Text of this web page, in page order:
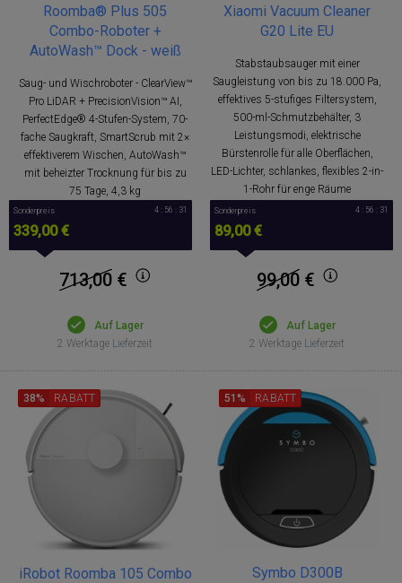
Roomba® Plus 505
Combo-Roboter +
AutoWash™ Dock - weiß
Saug- und Wischroboter - ClearView™
Pro LiDAR + PrecisionVision™ AI,
PerfectEdge® 4-Stufen-System, 70-
fache Saugkraft, SmartScrub mit 2×
effektiverem Wischen, AutoWash™
mit beheizter Trocknung für bis zu
75 Tage, 4,3 kg
Sonderpreis
339,00 €
4 : 56 : 30
713,00 €
Auf Lager
2 Werktage Lieferzeit
Xiaomi Vacuum Cleaner
G20 Lite EU
Stabstaubsauger mit einer
Saugleistung von bis zu 18.000 Pa,
effektives 5-stufiges Filtersystem,
500-ml-Schmutzbehälter, 3
Leistungsmodi, elektrische
Bürstenrolle für alle Oberflächen,
LED-Lichter, schlankes, flexibles 2-in-
1-Rohr für enge Räume
Sonderpreis
89,00 €
4 : 56 : 30
99,00€
Auf Lager
2 Werktage Lieferzeit
iRobot Roomba 105 Combo
38% RABATT
Symbo D300B
51% RABATT